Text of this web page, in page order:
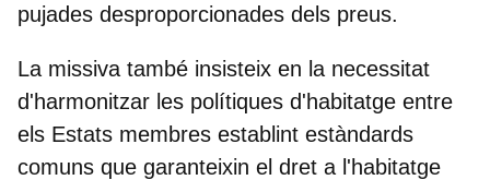
pujades desproporcionades dels preus.
La missiva també insisteix en la necessitat
d'harmonitzar les polítiques d'habitatge entre
els Estats membres establint estàndards
comuns que garanteixin el dret a l'habitatge